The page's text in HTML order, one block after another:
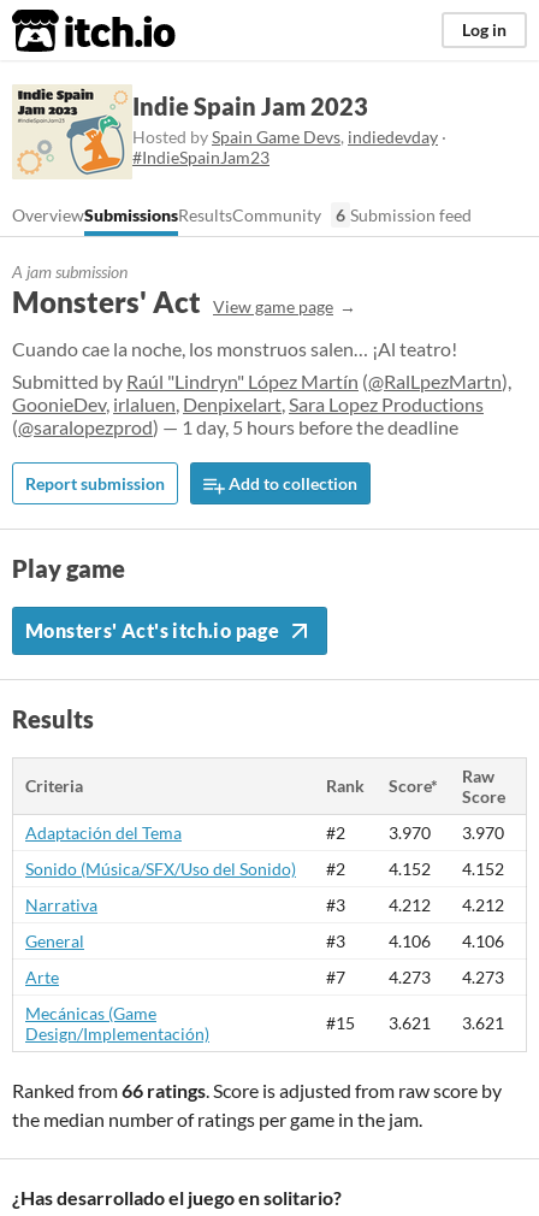
itch.io Log in
Indie Spain Jam 2023
Hosted bySpain Game Devs, indiedevday ·
#IndieSpainJam23
OverviewSubmissionsResultsCommunity 6 Submission feed
A jam submission
Monsters' Act View game page
Cuando cae la noche, los monstruos salen… ¡Al teatro!
Submitted by Raúl "Lindryn" López Martín (@RalLpezMartn),
GoonieDev, irlaluen, Denpixelart,Sara Lopez Productions
(@saralopezprod) — 1 day, 5 hours before the deadline
Report submission Add to collection
Play game
Monsters' Act's itch.io page
Results
Criteria Rank Score*
Raw
Score
Adaptación del Tema
#2 3.970
3.970
Sonido (Música/SFX/Uso del Sonido)
#2 4.152
4.152
Narrativa
#3 4.212
4.212
General
#3 4.106
4.106
Arte
#7 4.273
4.273
Mecánicas (Game
Design/Implementación)
#15 3.621 3.621
Ranked from66 ratings. Score is adjusted from raw score by
the median number of ratings per game in the jam.
¿Has desarrollado el juego en solitario?